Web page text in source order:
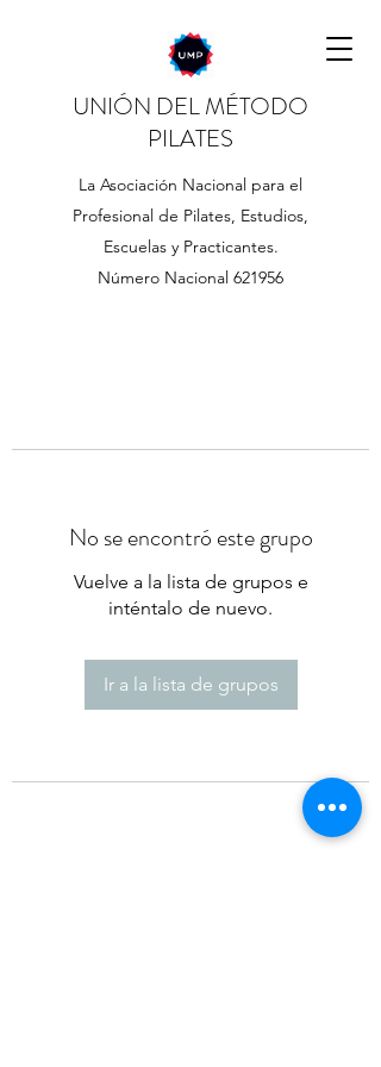
UNIÓN DEL MÉTODO
PILATES
La Asociación Nacional para el
Profesional de Pilates, Estudios,
Escuelas y Practicantes.
Número Nacional 621956
No se encontró este grupo
Vuelve a la lista de grupos e
inténtalo de nuevo.
Ir a la lista de grupos